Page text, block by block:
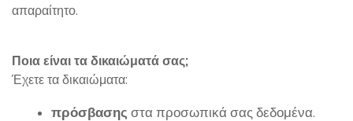
απαραίτητο.
Ποια είναι τα δικαιώματά σας;
Έχετε τα δικαιώματα:
πρόσβασης στα προσωπικά σας δεδομένα.